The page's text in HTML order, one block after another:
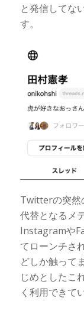
と発信してな
す。
Twitterの突然
代替となるメ
Instagramや
てローンチさ
どしか触って
じめとしたこ
く利用できて